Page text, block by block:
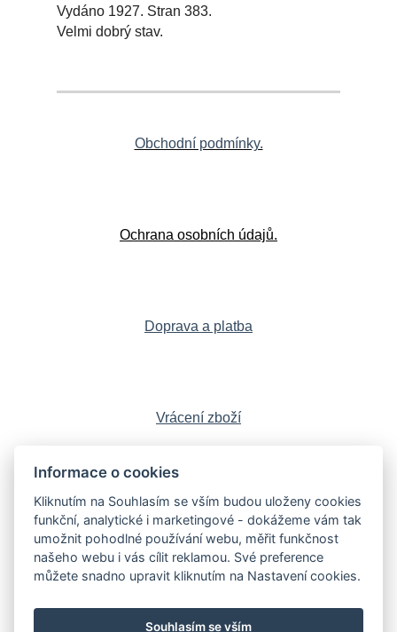
Vydáno 1927. Stran 383.
Velmi dobrý stav.
Obchodní podmínky.
Ochrana osobních údajů.
Doprava a platba
Vrácení zboží
Sledujte nás: Facebook, Instagram,
YouTube, LinkedIn
Poškozené knihySběratelské edice
Informace o cookies
Kliknutím na Souhlasím se vším budou uloženy cookies
funkční, analytické i marketingové - dokážeme vám tak
umožnit pohodlné používání webu, měřit funkčnost
našeho webu i vás cílit reklamou. Své preference
můžete snadno upravit kliknutím na Nastavení cookies.
Souhlasím se vším